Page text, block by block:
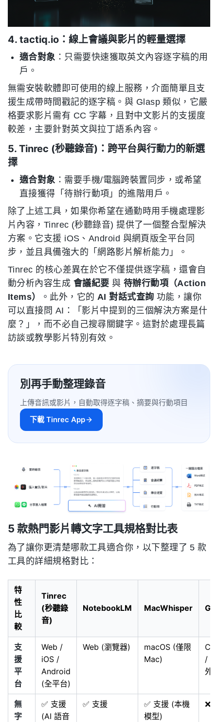
4. tactiq.io：線上會議與影片的輕量選擇
適合對象 ：只需要快速獲取英文內容逐字稿的用
戶。
無需安裝軟體即可使用的線上服務，介面簡單且支
援生成帶時間戳記的逐字稿。與 Glasp 類似，它嚴
格要求影片需有 CC 字幕，且對中文影片的支援度
較差，主要針對英文與拉丁語系內容。
5. Tinrec (秒聽錄音)：跨平台與行動力的新選
擇
適合對象 ：需要手機/電腦跨裝置同步，或希望
直接獲得「待辦行動項」的進階用戶。
除了上述工具，如果你希望在通勤時用手機處理影
片內容，Tinrec (秒聽錄音) 提供了一個整合型解決
方案。它支援 iOS、Android 與網頁版全平台同
步，並且具備強大的「網路影片解析能力」。
Tinrec 的核心差異在於它不僅提供逐字稿，還會自
動分析內容生成 會議紀要 與 待辦行動項（Action
Items）
。此外，它的 AI 對話式查詢 功能，讓你
可以直接問 AI：「影片中提到的三個解決方案是什
麼？」，而不必自己搜尋關鍵字。這對於處理長篇
訪談或教學影片特別有效。
別再手動整理錄音
上傳音訊或影片，自動取得逐字稿、摘要與行動項目
下載 Tinrec App
5 款熱門影片轉文字工具規格對比表
為了讓你更清楚哪款工具適合你，以下整理了 5 款
工具的詳細規格對比：
特
性
比
較
Tinrec
(秒聽錄
音)
NotebookLM MacWhisper
支
援
平
台
Web /
iOS /
Android
(全平台)
Web (瀏覽器)
macOS (僅限
Mac)
/
外
無
字
✅ 支援
(AI 語音
✅ 支援
✅ 支援 (本機
模型)
❌